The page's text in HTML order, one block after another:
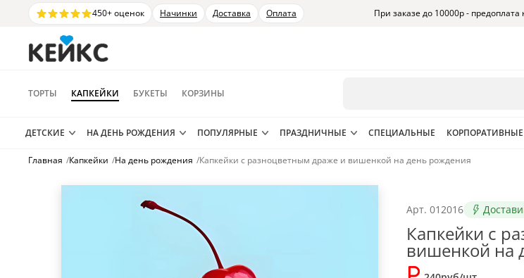
450+ оценок Начинки Доставка Оплата При заказе до 10000р -
ТОРТЫ КАПКЕЙКИ БУКЕТЫ КОРЗИНЫ
ДЕТСКИЕ НА ДЕНЬ РОЖДЕНИЯ ПОПУЛЯРНЫЕ ПРАЗДНИЧНЫЕ СПЕЦИАЛЬНЫЕ КОРПОРАТИВНЫЕ
Главная /Капкейки /На день рождения /Капкейки с разноцветным драже и вишенкой на день рождения
Арт. 012016
Капкейки с
вишенкой на